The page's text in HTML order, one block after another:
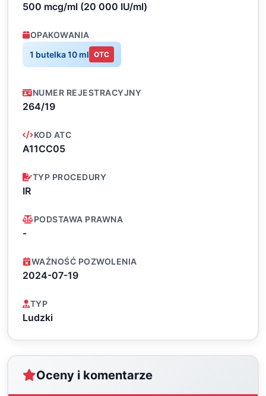
500 mcg/ml (20 000 IU/ml)
OPAKOWANIA
1 butelka 10 ml OTC
NUMER REJESTRACYJNY
264/19
KOD ATC
A11CC05
TYP PROCEDURY
IR
PODSTAWA PRAWNA
-
WAŻNOŚĆ POZWOLENIA
2024-07-19
TYP
Ludzki
Oceny i komentarze